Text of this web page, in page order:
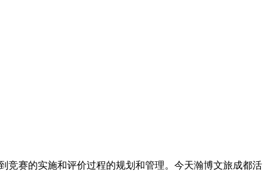
赛的实施和评价过程的规划和管理。今天瀚博文旅成都活